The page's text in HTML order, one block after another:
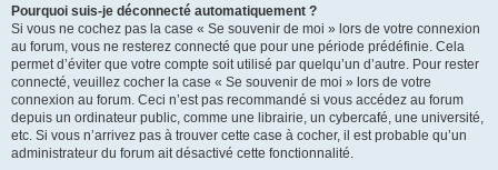
Pourquoi suis-je déconnecté automatiquement ?
Si vous ne cochez pas la case « Se souvenir de moi » lors de votre connexion
au forum, vous ne resterez connecté que pour une période prédéfinie. Cela
permet d’éviter que votre compte soit utilisé par quelqu’un d’autre. Pour rester
connecté, veuillez cocher la case « Se souvenir de moi » lors de votre
connexion au forum. Ceci n’est pas recommandé si vous accédez au forum
depuis un ordinateur public, comme une librairie, un cybercafé, une université,
etc. Si vous n’arrivez pas à trouver cette case à cocher, il est probable qu’un
administrateur du forum ait désactivé cette fonctionnalité.